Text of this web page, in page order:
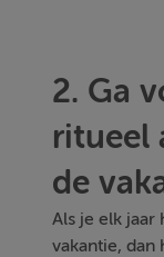
2. Ga
ritueel
de
Als je elk jaar
vakantie, dan